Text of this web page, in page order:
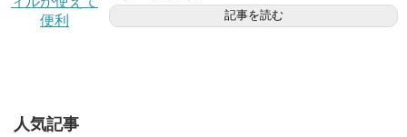
記事を読む
人気記事